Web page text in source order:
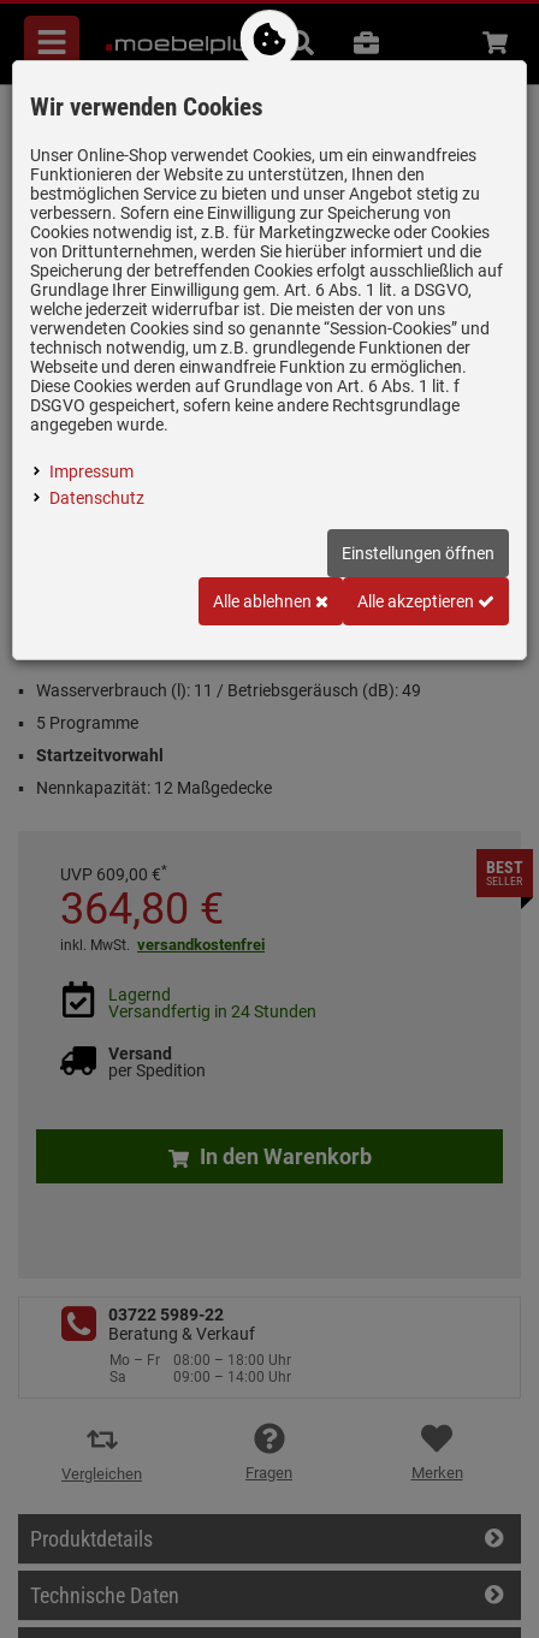
Menü
Suche
B2B Beratung
Amica EGSPV 597 201 Vollintegrierbarer
Einbaugeschirrspüler
Artikel-Nummer:19974853 | Herstellernummer: 1191504 |
EAN:5906006915049
Einloggen und Bewertung schreiben
Wasserverbrauch (l): 11 / Betriebsgeräusch (dB): 49
5 Programme
Startzeitvorwahl
Nennkapazität: 12 Maßgedecke
UVP 609,00 €*
364,80 €
inkl. MwSt. versandkostenfrei
Lagernd
Versandfertig in 24 Stunden
Versand
per Spedition
In den Warenkorb
BEST
SELLER
03722 5989-22
Beratung & Verkauf
Mo – Fr
08:00 – 18:00 Uhr
Sa
09:00 – 14:00 Uhr
Vergleichen Fragen Merken
Produktdetails
Technische Daten
Wir verwenden Cookies
Unser Online-Shop verwendet Cookies, um ein einwandfreies
Funktionieren der Website zu unterstützen, Ihnen den
bestmöglichen Service zu bieten und unser Angebot stetig zu
verbessern. Sofern eine Einwilligung zur Speicherung von
Cookies notwendig ist, z.B. für Marketingzwecke oder Cookies
von Drittunternehmen, werden Sie hierüber informiert und die
Speicherung der betreffenden Cookies erfolgt ausschließlich auf
Grundlage Ihrer Einwilligung gem. Art. 6 Abs. 1 lit. a DSGVO,
welche jederzeit widerrufbar ist. Die meisten der von uns
verwendeten Cookies sind so genannte “Session-Cookies” und
technisch notwendig, um z.B. grundlegende Funktionen der
Webseite und deren einwandfreie Funktion zu ermöglichen.
Diese Cookies werden auf Grundlage von Art. 6 Abs. 1 lit. f
DSGVO gespeichert, sofern keine andere Rechtsgrundlage
angegeben wurde.
Impressum
Datenschutz
Einstellungen öffnen
Alle ablehnen Alle akzeptieren